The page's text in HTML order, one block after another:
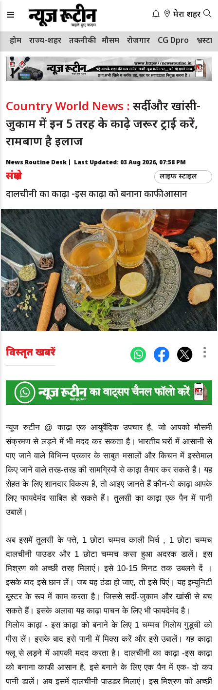
मेरा शहर
होम राज्य-शहर तकनीकी मौसम रोजगार CG Dpro
Country World News : सर्दी और खांसी-
जुकाम में इन 5 तरह के काढ़े जरूर ट्राई करें,
रामबाण है इलाज
News Routine Desk | Last Updated: 03 Aug 2026, 07:58 PM
संक्षेप लाइफ स्टाइल
दालचीनी का काढ़ा -इस काढ़ा को बनाना काफी आसान
विस्तृत खबरें
न्यूज रुटीन @ काढ़ा एक आयुर्वेदिक उपचार है, जो आपको मौसमी
संक्रमण से लड़ने में भी मदद कर सकता है। भारतीय घरों में आसानी से
पाए जाने वाले विभिन्न प्रकार के साबुत मसालों और किचन में इस्तेमाल
किए जाने वाले तरह-तरह की सामग्रियों से काढ़ा तैयार कर सकते हैं। यह
सेहत के लिए शानदार विकल्प है, तो आइए जानते हैं कौन-से काढ़ा आपके
लिए फायदेमंद साबित हो सकते हैं। तुलसी का काढ़ा एक पैन में पानी
उबालें।
अब इसमें तुलसी के पत्ते, 1 छोटा चम्मच काली मिर्च , 1 छोटा चम्मच
दालचीनी पाउडर और 1 छोटा चम्मच कसा हुआ अदरक डालें। इस
मिश्रण को अच्छी तरह मिलाएं। इसे 10-15 मिनट तक उबलने दें ।
इसके बाद इसे छान लें। जब यह ठंडा हो जाए, तो इसे पिएं। यह इम्युनिटी
बूस्टर के रूप में काम करता है। जिससे सर्दी-जुकाम और खांसी से बच
सकते हैं। इसके अलावा यह काढ़ा पाचन के लिए भी फायदेमंद है।
गिलोय काढ़ा - इस काढ़ा को बनाने के लिए 1 चम्मच गिलोय गुडूची को
पीस लें। इसके बाद इसे पानी में मिक्स करें और इसे उबालें। यह काढ़ा
फ्लू से लड़ने में आपकी मदद करता है। दालचीनी का काढ़ा -इस काढ़ा
को बनाना काफी आसान है, इसे बनाने के लिए एक पैन में एक- दो कप
पानी डालें। अब इसमें दालचीनी पाउडर मिलाएं। इस मिश्रण को अच्छी